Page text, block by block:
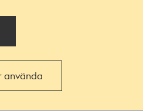
använda